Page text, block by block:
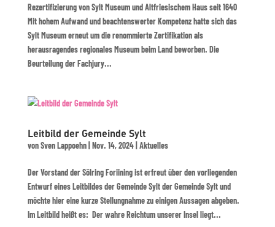
Rezertifizierung von Sylt Museum und Altfriesischem Haus seit 1640
Mit hohem Aufwand und beachtenswerter Kompetenz hatte sich das
Sylt Museum erneut um die renommierte Zertifikation als
herausragendes regionales Museum beim Land beworben. Die
Beurteilung der Fachjury...
Leitbild der Gemeinde Sylt
vonSven Lappoehn| Nov. 14, 2024| Aktuelles
Der Vorstand der Sölring Foriining ist erfreut über den vorliegenden
Entwurf eines Leitbildes der Gemeinde Sylt der Gemeinde Sylt und
möchte hier eine kurze Stellungnahme zu einigen Aussagen abgeben.
Im Leitbild heißt es: Der wahre Reichtum unserer Insel liegt...